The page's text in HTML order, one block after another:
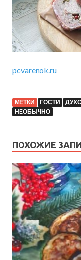
povarenok.ru
МЕТКИ ГОСТИ
НЕОБЫЧНО
ПОХОЖИЕ